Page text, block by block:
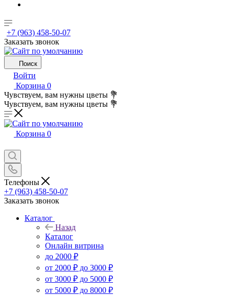
+7 (963) 458-50-07
Заказать звонок
Поиск
Войти
Корзина 0
Чувствуем, вам нужны цветы 💐
Чувствуем, вам нужны цветы 💐
Корзина 0
Телефоны
+7 (963) 458-50-07
Заказать звонок
Каталог
Назад
Каталог
Онлайн витрина
до 2000 ₽
от 2000 ₽ до 3000 ₽
от 3000 ₽ до 5000 ₽
от 5000 ₽ до 8000 ₽